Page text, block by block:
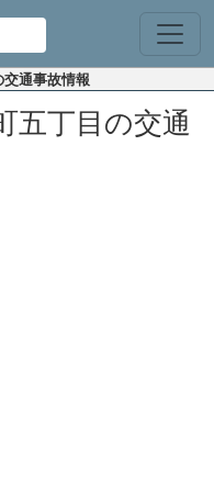
通事故情報
五丁目の交通